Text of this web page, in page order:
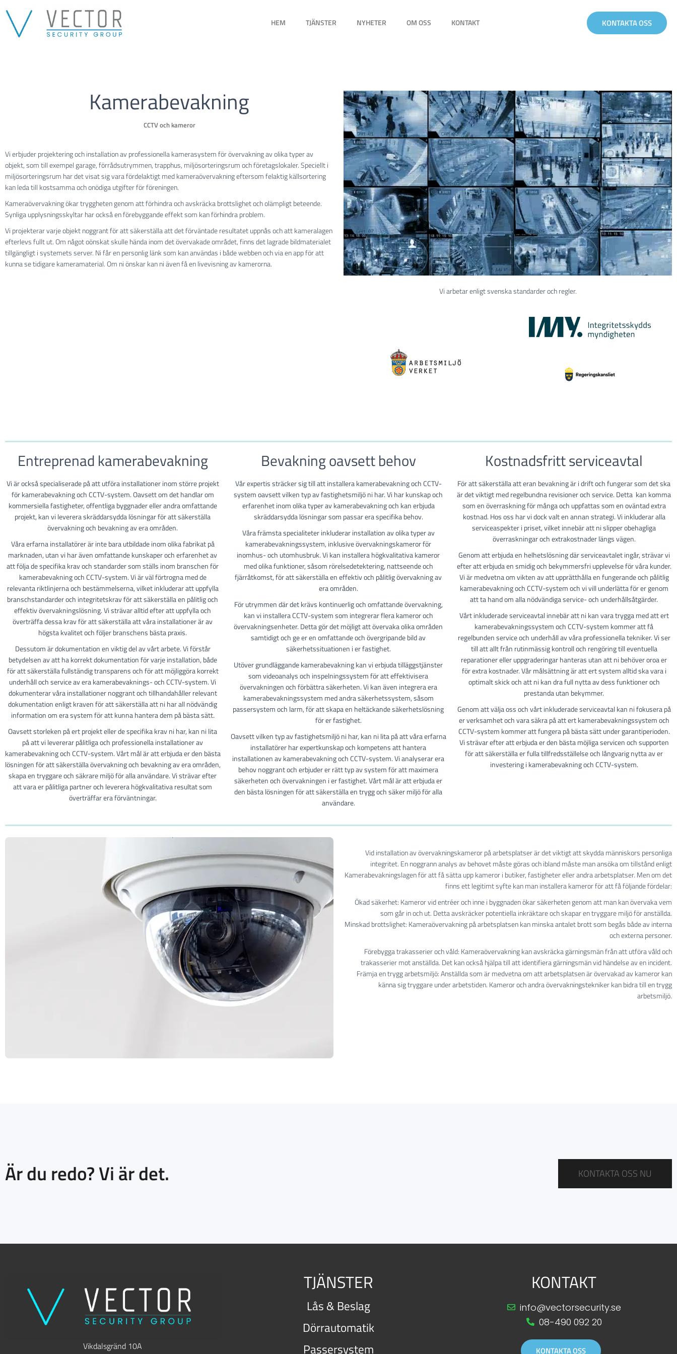
HEM TJÄNSTER NYHETER OM OSS KONTAKT KONTAKTA OSS
Kamerabevakning
CCTV och kameror
Vi erbjuder projektering och installation av professionella kamerasystem för övervakning av olika typer av
objekt, som till exempel garage, förrådsutrymmen, trapphus, miljösorteringsrum och företagslokaler. Speciellt i
miljösorteringsrum har det visat sig vara fördelaktigt med kameraövervakning eftersom felaktig källsortering
kan leda till kostsamma och onödiga utgifter för föreningen.
Kameraövervakning ökar tryggheten genom att förhindra och avskräcka brottslighet och olämpligt beteende.
Synliga upplysningsskyltar har också en förebyggande effekt som kan förhindra problem.
Vi projekterar varje objekt noggrant för att säkerställa att det förväntade resultatet uppnås och att kameralagen
efterlevs fullt ut. Om något oönskat skulle hända inom det övervakade området, finns det lagrade bildmaterialet
tillgängligt i systemets server. Ni får en personlig länk som kan användas i både webben och via en app för att
kunna se tidigare kameramaterial. Om ni önskar kan ni även få en livevisning av kamerorna.
Vi arbetar enligt svenska standarder och regler.
Entreprenad kamerabevakning
Vi är också specialiserade på att utföra installationer inom större projekt
för kamerabevakning och CCTV-system. Oavsett om det handlar om
kommersiella fastigheter, offentliga byggnader eller andra omfattande
projekt, kan vi leverera skräddarsydda lösningar för att säkerställa
övervakning och bevakning av era områden.
Våra erfarna installatörer är inte bara utbildade inom olika fabrikat på
marknaden, utan vi har även omfattande kunskaper och erfarenhet av
att följa de specifika krav och standarder som ställs inom branschen för
kamerabevakning och CCTV-system. Vi är väl förtrogna med de
relevanta riktlinjerna och bestämmelserna, vilket inkluderar att uppfylla
branschstandarder och integritetskrav för att säkerställa en pålitlig och
effektiv övervakningslösning. Vi strävar alltid efter att uppfylla och
överträffa dessa krav för att säkerställa att våra installationer är av
högsta kvalitet och följer branschens bästa praxis.
Dessutom är dokumentation en viktig del av vårt arbete. Vi förstår
betydelsen av att ha korrekt dokumentation för varje installation, både
för att säkerställa fullständig transparens och för att möjliggöra korrekt
underhåll och service av era kamerabevaknings- och CCTV-system. Vi
dokumenterar våra installationer noggrant och tillhandahåller relevant
dokumentation enligt kraven för att säkerställa att ni har all nödvändig
information om era system för att kunna hantera dem på bästa sätt.
Oavsett storleken på ert projekt eller de specifika krav ni har, kan ni lita
på att vi levererar pålitliga och professionella installationer av
kamerabevakning och CCTV-system. Vårt mål är att erbjuda er den bästa
lösningen för att säkerställa övervakning och bevakning av era områden,
skapa en tryggare och säkrare miljö för alla användare. Vi strävar efter
att vara er pålitliga partner och leverera högkvalitativa resultat som
överträffar era förväntningar.
Bevakning oavsett behov
Vår expertis sträcker sig till att installera kamerabevakning och CCTV-
system oavsett vilken typ av fastighetsmiljö ni har. Vi har kunskap och
erfarenhet inom olika typer av kamerabevakning och kan erbjuda
skräddarsydda lösningar som passar era specifika behov.
Våra främsta specialiteter inkluderar installation av olika typer av
kamerabevakningssystem, inklusive övervakningskameror för
inomhus- och utomhusbruk. Vi kan installera högkvalitativa kameror
med olika funktioner, såsom rörelsedetektering, nattseende och
fjärråtkomst, för att säkerställa en effektiv och pålitlig övervakning av
era områden.
För utrymmen där det krävs kontinuerlig och omfattande övervakning,
kan vi installera CCTV-system som integrerar flera kameror och
övervakningsenheter. Detta gör det möjligt att övervaka olika områden
samtidigt och ge er en omfattande och övergripande bild av
säkerhetssituationen i er fastighet.
Utöver grundläggande kamerabevakning kan vi erbjuda tilläggstjänster
som videoanalys och inspelningssystem för att effektivisera
övervakningen och förbättra säkerheten. Vi kan även integrera era
kamerabevakningssystem med andra säkerhetssystem, såsom
passersystem och larm, för att skapa en heltäckande säkerhetslösning
för er fastighet.
Oavsett vilken typ av fastighetsmiljö ni har, kan ni lita på att våra erfarna
installatörer har expertkunskap och kompetens att hantera
installationen av kamerabevakning och CCTV-system. Vi analyserar era
behov noggrant och erbjuder er rätt typ av system för att maximera
säkerheten och övervakningen i er fastighet. Vårt mål är att erbjuda er
den bästa lösningen för att säkerställa en trygg och säker miljö för alla
användare.
Kostnadsfritt serviceavtal
För att säkerställa att eran bevakning är i drift och fungerar som det ska
är det viktigt med regelbundna revisioner och service. Detta kan komma
som en överraskning för många och uppfattas som en oväntad extra
kostnad. Hos oss har vi dock valt en annan strategi. Vi inkluderar alla
serviceaspekter i priset, vilket innebär att ni slipper obehagliga
överraskningar och extrakostnader längs vägen.
Genom att erbjuda en helhetslösning där serviceavtalet ingår, strävar vi
efter att erbjuda en smidig och bekymmersfri upplevelse för våra kunder.
Vi är medvetna om vikten av att upprätthålla en fungerande och pålitlig
kamerabevakning och CCTV-system och vi vill underlätta för er genom
att ta hand om alla nödvändiga service- och underhållsåtgärder.
Vårt inkluderade serviceavtal innebär att ni kan vara trygga med att ert
kamerabevakningssystem och CCTV-system kommer att få
regelbunden service och underhåll av våra professionella tekniker. Vi ser
till att allt från rutinmässig kontroll och rengöring till eventuella
reparationer eller uppgraderingar hanteras utan att ni behöver oroa er
för extra kostnader. Vår målsättning är att ert system alltid ska vara i
optimalt skick och att ni kan dra full nytta av dess funktioner och
prestanda utan bekymmer.
Genom att välja oss och vårt inkluderade serviceavtal kan ni fokusera på
er verksamhet och vara säkra på att ert kamerabevakningssystem och
CCTV-system kommer att fungera på bästa sätt under garantiperioden.
Vi strävar efter att erbjuda er den bästa möjliga servicen och supporten
för att säkerställa er fulla tillfredsställelse och långvarig nytta av er
investering i kamerabevakning och CCTV-system.
Vid installation av övervakningskameror på arbetsplatser är det viktigt att skydda människors personliga
integritet. En noggrann analys av behovet måste göras och ibland måste man ansöka om tillstånd enligt
Kamerabevakningslagen för att få sätta upp kameror i butiker, fastigheter eller andra arbetsplatser. Men om det
finns ett legitimt syfte kan man installera kameror för att få följande fördelar:
Ökad säkerhet: Kameror vid entréer och inne i byggnaden ökar säkerheten genom att man kan övervaka vem
som går in och ut. Detta avskräcker potentiella inkräktare och skapar en tryggare miljö för anställda.
Minskad brottslighet: Kameraövervakning på arbetsplatsen kan minska antalet brott som begås både av interna
och externa personer.
Förebygga trakasserier och våld: Kameraövervakning kan avskräcka gärningsmän från att utföra våld och
trakasserier mot anställda. Det kan också hjälpa till att identifiera gärningsmän vid händelse av en incident.
Främja en trygg arbetsmiljö: Anställda som är medvetna om att arbetsplatsen är övervakad av kameror kan
känna sig tryggare under arbetstiden. Kameror och andra övervakningstekniker kan bidra till en trygg
arbetsmiljö.
Är du redo? Vi är det. KONTAKTA OSS NU
Vikdalsgränd 10A
TJÄNSTER
Lås & Beslag
Dörrautomatik
Passersystem
KONTAKT
info@vectorsecurity.se
08-490 092 20
KONTAKTA OSS